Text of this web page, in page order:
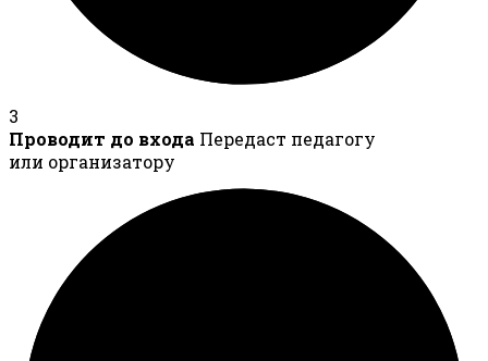
3
Проводит до входа Передаст педагогу
или организатору